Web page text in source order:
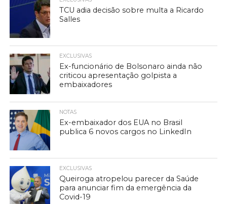
TCU adia decisão sobre multa a Ricardo
Salles
EXCLUSIVAS
Ex-funcionário de Bolsonaro ainda não
criticou apresentação golpista a
embaixadores
NOTAS
Ex-embaixador dos EUA no Brasil
publica 6 novos cargos no LinkedIn
EXCLUSIVAS
Queiroga atropelou parecer da Saúde
para anunciar fim da emergência da
Covid-19